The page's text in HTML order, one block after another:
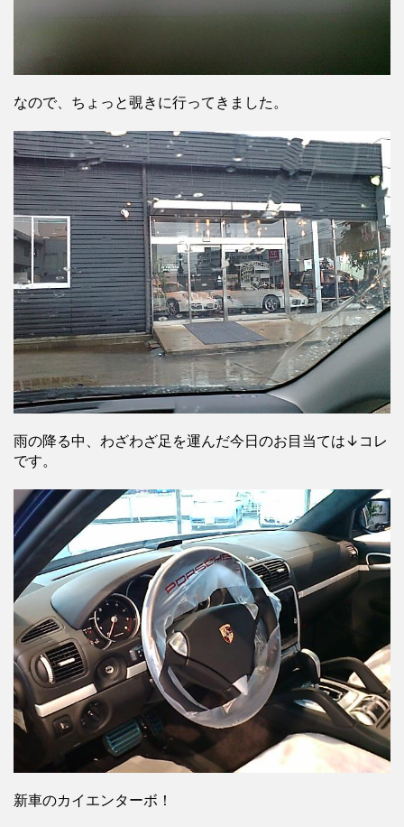
なので、ちょっと覗きに行ってきました。
雨の降る中、わざわざ足を運んだ今日のお目当ては↓コレ
です。
新車のカイエンターボ！